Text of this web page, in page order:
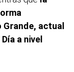
actual
a nivel